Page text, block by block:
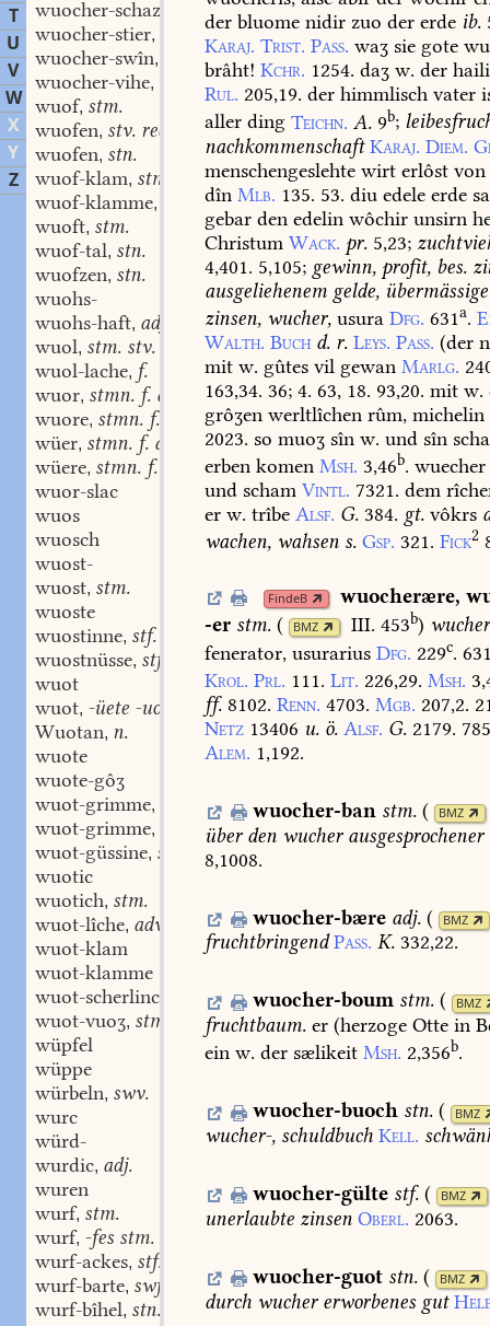
T
U
V
W
X
Y
Z
wuocher-schaz
wuocher-stier,
wuocher-swîn,
wuocher-vihe,
wuof, stm.
wuofen, stv. red. I, 3.
wuofen, stn.
wuof-klam, stm. stf.
wuof-klamme,
stm. stf.
wuoft, stm.
wuof-tal, stn.
wuofzen, stn.
wuohs-
wuohs-haft, adj.
wuol, stm. stv.
wuol-lache, f.
wuor, stmn. f. adj.
wuore, stmn. f. adj.
wüer, stmn. f. adj.
wüere, stmn. f. adj.
wuor-slac
wuos
wuosch
wuost-
wuost, stm.
wuoste
wuostinne, stf.
wuostnüsse, stf.
wuot
wuot, -üete -uot stf.
Wuotan, n.
wuote
wuote-gôʒ
wuot-grimme,
wuot-grimme,
wuot-güssine, swf.
wuotic
wuotich, stm.
wuot-lîche, adv.
wuot-klam
wuot-klamme
wuot-scherlinc
wuot-vuoʒ, stm.
wüpfel
wüppe
würbeln, swv.
wurc
würd-
wurdic, adj.
wuren
wurf, stm.
wurf, -fes stm.
wurf-ackes, stf.
wurf-barte, swf.
wurf-bîhel, stn.
der bluome nidir zuo der erde ib.
Karaj. Trist. Pass. waʒ sie gote
brâht! Kchr. 1254. daʒ w. der
Rul. 205,19. der himmlisch vater
aller ding Teichn. A. 9b;
nachkommenschaft Karaj. Diem.
menschengeslehte wirt erlôst von
dîn Mlb. 135. 53. diu edele erde
gebar den edelin wôchir unsirn
Christum Wack. pr. 5,23;
4,401. 5,105; gewinn, profit, bes.
ausgeliehenem gelde, übermässige
zinsen, wucher, usura Dfg. 631a.
Walth. Buch d. r. Leys. Pass. (der
mit w. gûtes vil gewan Marlg.
163,34. 36; 4. 63, 18. 93,20. mit w.
grôʒen werltlîchen rûm, michelin
2023. so muoʒ sîn w. und sîn
erben komen Msh. 3,46b. wuecher
und scham Vintl. 7321. dem
er w. trîbe Alsf. G. 384. gt. vôkrs
wachen, wahsen s. Gsp. 321. Fick2
FindeB wuocherære,
-er stm. ( BMZ III. 453b)
fenerator, usurarius Dfg. 229c.
Krol. Prl. 111. Lit. 226,29. Msh.
ff. 8102. Renn. 4703. Mgb. 207,2.
Netz 13406 u. ö. Alsf. G. 2179.
Alem. 1,192.
wuocher-ban stm. ( BMZ
überden wucherausgesprochener
8,1008.
wuocher-bære adj. ( BMZ
fruchtbringend Pass. K. 332,22.
wuocher-boum stm. ( BMZ
fruchtbaum. er (herzoge Otte in
ein w. der sælikeit Msh. 2,356b.
wuocher-buoch stn. ( BMZ
wucher-, schuldbuch Kell.
wuocher-gülte stf. ( BMZ
unerlaubte zinsen Oberl. 2063.
wuocher-guot stn. ( BMZ
durch wuchererworbenes gut